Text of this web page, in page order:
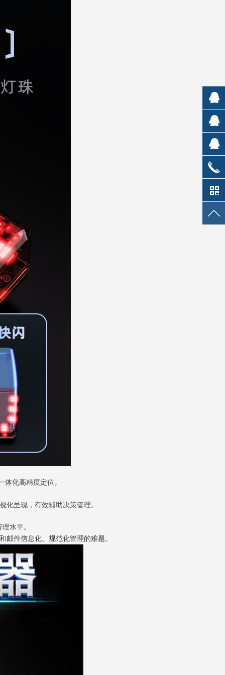
体化高精度定位。
化呈现，有效辅助决策管理。
水平。
邮件信息化、规范化管理的难题。
市场销
售
平台客
服
售后服
务